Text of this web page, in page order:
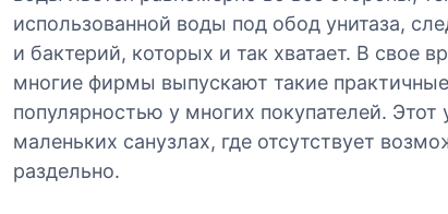
использованной воды под обод унитаза,
и бактерий, которых и так хватает. В свое
многие фирмы выпускают такие
популярностью y многих покупателей.
маленьких санузлах, где отсутствует
раздельно.